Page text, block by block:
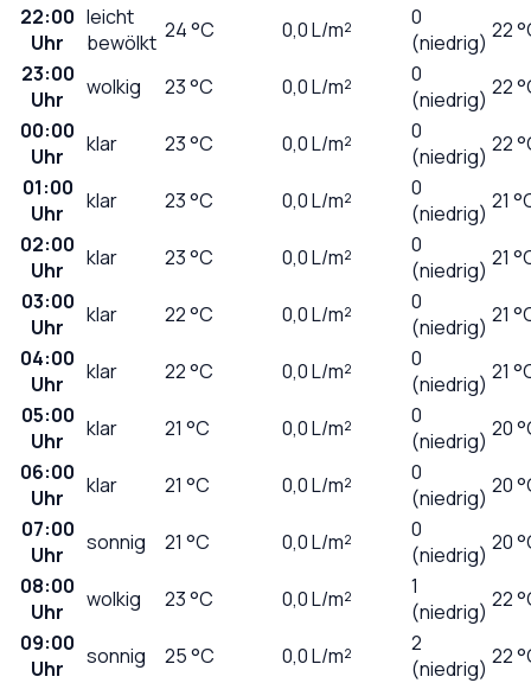
22:00
Uhr
leicht
bewölkt 24°C 0,0L/m²
0
(niedrig) 22
23:00
Uhr
wolkig 23°C 0,0L/m²
0
(niedrig) 22
00:00
Uhr
klar 23°C 0,0L/m²
0
(niedrig) 22
01:00
Uhr
klar 23°C 0,0L/m²
0
(niedrig) 21
02:00
Uhr
klar 23°C 0,0L/m²
0
(niedrig) 21
03:00
Uhr
klar 22°C 0,0L/m²
0
(niedrig) 21
04:00
Uhr
klar 22°C 0,0L/m²
0
(niedrig) 21
05:00
Uhr
klar 21 °C 0,0L/m²
0
(niedrig) 20
06:00
Uhr
klar 21 °C 0,0L/m²
0
(niedrig) 20
07:00
Uhr
sonnig 21 °C 0,0L/m²
0
(niedrig) 20
08:00
Uhr
wolkig 23°C 0,0L/m²
1
(niedrig) 22
09:00
Uhr
sonnig 25°C 0,0L/m²
2
(niedrig) 22